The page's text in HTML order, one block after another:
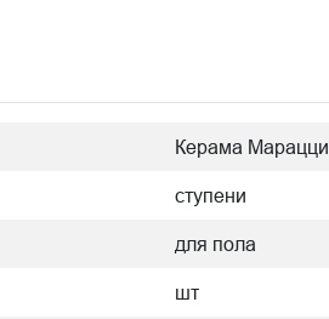
Керама Марацци
ступени
для пола
шт